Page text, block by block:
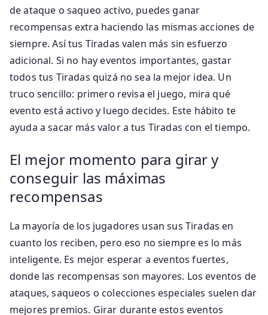
de ataque o saqueo activo, puedes ganar
recompensas extra haciendo las mismas acciones de
siempre. Así tus Tiradas valen más sin esfuerzo
adicional. Si no hay eventos importantes, gastar
todos tus Tiradas quizá no sea la mejor idea. Un
truco sencillo: primero revisa el juego, mira qué
evento está activo y luego decides. Este hábito te
ayuda a sacar más valor a tus Tiradas con el tiempo.
El mejor momento para girar y
conseguir las máximas
recompensas
La mayoría de los jugadores usan sus Tiradas en
cuanto los reciben, pero eso no siempre es lo más
inteligente. Es mejor esperar a eventos fuertes,
donde las recompensas son mayores. Los eventos de
ataques, saqueos o colecciones especiales suelen dar
mejores premios. Girar durante estos eventos